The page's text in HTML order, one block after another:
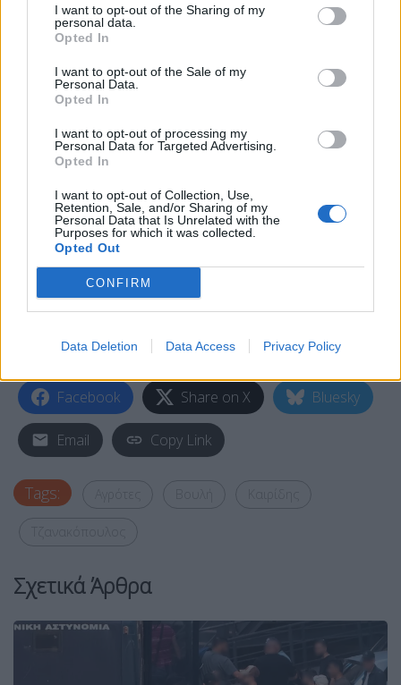
I want to opt-out of the Sharing of my
personal data.
Opted In
I want to opt-out of the Sale of my
Personal Data.
Opted In
I want to opt-out of processing my
Personal Data for Targeted Advertising.
Opted In
I want to opt-out of Collection, Use,
Retention, Sale, and/or Sharing of my
Personal Data that Is Unrelated with the
Purposes for which it was collected.
Opted Out
CONFIRM
Data Deletion Data Access Privacy Policy
ξέρω καν αν είναι αγρότες αυτοί που ασχημονούν,
αμφιβάλλω αν είναι αγρότες ή εγκληματίες του
κοινού ποινικού δικαίου, αυτά θα τα βρει η
Δικαιοσύνη.
Δημήτρης Τζανακόπουλος:Κρίμα στα παιδιά που
διδάσκετε.
Δημήτρης Καιρίδης:Βρε δεν μας…
Δημήτρης Τζανακόπουλος:Πείτε το πείτε το…
Δημήτρης Καιρίδης:Δεν μας παρατάς,
δημαγωγέ…
χλεύη του ελληνικού λαού…
Facebook Share on X Bluesky
Email Copy Link
Tags:
Σχετικά Άρθρα